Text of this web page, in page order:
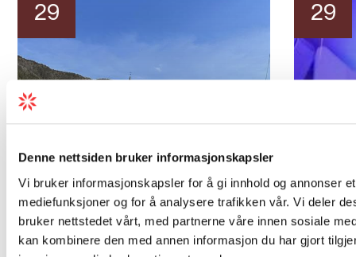
Denne nettsiden bruker informasjonskapsler
Vi bruker informasjonskapsler for å gi innhold og annonser
mediefunksjoner og for å analysere trafikken vår. Vi deler
bruker nettstedet vårt, med partnerne våre innen sosiale
kan kombinere den med annen informasjon du har gjort
29
Sport
Radtag vom Fjord
29